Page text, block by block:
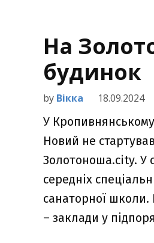
На
будинок
by Вікка 18.09.2024
У
Новий не
Золотоноша.city. У
середніх
санаторної
– заклади у